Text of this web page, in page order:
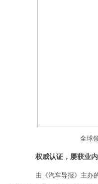
全球
权威认证，屡获业
由《汽车导报》主办的